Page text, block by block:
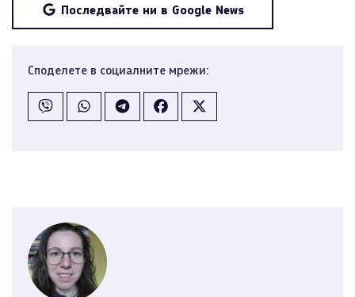
Последвайте ни в Google News
Споделете в социалните мрежи: